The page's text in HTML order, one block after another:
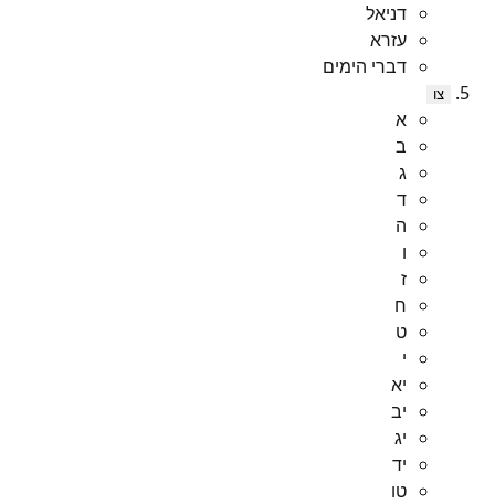
דניאל
עזרא
דברי הימים
צו
א
ב
ג
ד
ה
ו
ז
ח
ט
י
יא
יב
יג
יד
טו